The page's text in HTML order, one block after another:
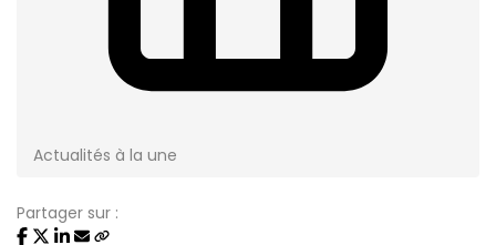
Actualités à la une
Partager sur :